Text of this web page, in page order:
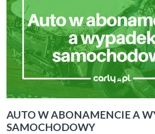
AUTO W ABONAMENCIE A
SAMOCHODOWY